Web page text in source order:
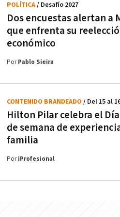
Dos encuestas alertan a
que enfrenta su
económico
POLÍTICA/ Desafío 2027
PorPablo Sieira
Hilton Pilar celebra el
de semana de
familia
CONTENIDO BRANDEADO / Del 15 al
PoriProfesional